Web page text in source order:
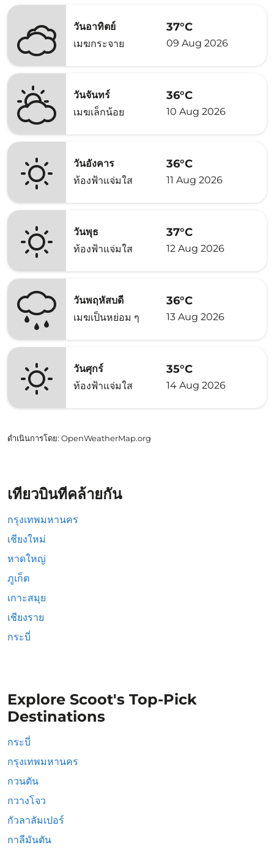
วันอาทิตย์
เมฆกระจาย
37°C
09 Aug 2026
วันจันทร์
เมฆเล็กน้อย
36°C
10 Aug 2026
วันอังคาร
ท้องฟ้าแจ่มใส
36°C
11 Aug 2026
วันพุธ
ท้องฟ้าแจ่มใส
37°C
12 Aug 2026
วันพฤหัสบดี
เมฆเป็นหย่อม ๆ
36°C
13 Aug 2026
วันศุกร์
ท้องฟ้าแจ่มใส
35°C
14 Aug 2026
ดำเนินการโดย: OpenWeatherMap.org
เที่ยวบินที่คล้ายกัน
กรุงเทพมหานคร
เชียงใหม่
หาดใหญ่
ภูเก็ต
เกาะสมุย
เชียงราย
กระบี่
Explore Scoot's Top-Pick
Destinations
กระบี่
กรุงเทพมหานคร
กวนตัน
กวางโจว
กัวลาลัมเปอร์
กาลีมันตัน